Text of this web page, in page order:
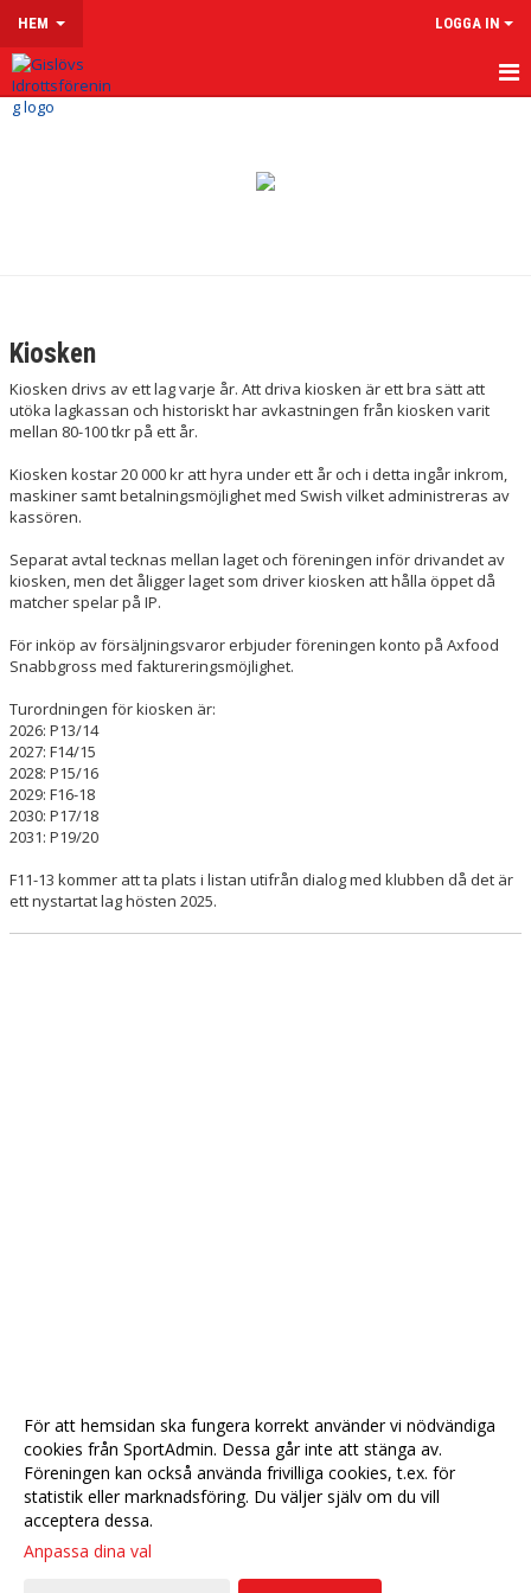
HEM LOGGA IN
HEM
LEDARKLÄDER
MATERIAL
DOMARE
KIOSK
IDROTTSPLATSEN
BOKNINGSVY KLUBBSTUGA
MATCHER
KALENDER
KLUBBSHOP
MENTAL HÄLSA
Kiosken
Kiosken drivs av ett lag varje år. Att driva kiosken är ett bra sätt att
utöka lagkassan och historiskt har avkastningen från kiosken varit
mellan 80-100 tkr på ett år.
Kiosken kostar 20 000 kr att hyra under ett år och i detta ingår inkrom,
maskiner samt betalningsmöjlighet med Swish vilket administreras av
kassören.
Separat avtal tecknas mellan laget och föreningen inför drivandet av
kiosken, men det åligger laget som driver kiosken att hålla öppet då
matcher spelar på IP.
För inköp av försäljningsvaror erbjuder föreningen konto på Axfood
Snabbgross med faktureringsmöjlighet.
Turordningen för kiosken är:
2026: P13/14
2027: F14/15
2028: P15/16
2029: F16-18
2030: P17/18
2031: P19/20
F11-13 kommer att ta plats i listan utifrån dialog med klubben då det är
ett nystartat lag hösten 2025.
För att hemsidan ska fungera korrekt använder vi nödvändiga
cookies från SportAdmin. Dessa går inte att stänga av.
Föreningen kan också använda frivilliga cookies, t.ex. för
statistik eller marknadsföring. Du väljer själv om du vill
acceptera dessa.
Anpassa dina val